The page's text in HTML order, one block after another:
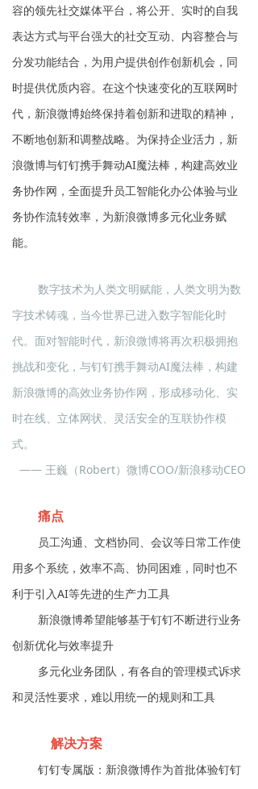
容的领先社交媒体平台，将公开、实时的自我
表达方式与平台强大的社交互动、内容整合与
分发功能结合，为用户提供创作创新机会，同
时提供优质内容。在这个快速变化的互联网时
代，新浪微博始终保持着创新和进取的精神，
不断地创新和调整战略。为保持企业活力，新
浪微博与钉钉携手舞动AI魔法棒，构建高效业
务协作网，全面提升员工智能化办公体验与业
务协作流转效率，为新浪微博多元化业务赋
能。
数字技术为人类文明赋能，人类文明为数
字技术铸魂，当今世界已进入数字智能化时
代。面对智能时代，新浪微博将再次积极拥抱
挑战和变化，与钉钉携手舞动AI魔法棒，构建
新浪微博的高效业务协作网，形成移动化、实
时在线、立体网状、灵活安全的互联协作模
式。
—— 王巍（Robert）微博COO/新浪移动CEO
痛点
员工沟通、文档协同、会议等日常工作使
用多个系统，效率不高、协同困难，同时也不
利于引入AI等先进的生产力工具
新浪微博希望能够基于钉钉不断进行业务
创新优化与效率提升
多元化业务团队，有各自的管理模式诉求
和灵活性要求，难以用统一的规则和工具
解决方案
钉钉专属版：新浪微博作为首批体验钉钉